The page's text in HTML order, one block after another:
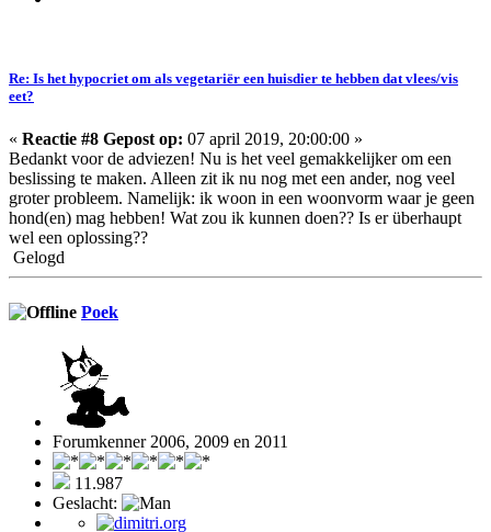
Re: Is het hypocriet om als vegetariër een huisdier te hebben dat vlees/vis
eet?
« Reactie #8 Gepost op: 07 april 2019, 20:00:00 »
Bedankt voor de adviezen! Nu is het veel gemakkelijker om een
beslissing te maken. Alleen zit ik nu nog met een ander, nog veel
groter probleem. Namelijk: ik woon in een woonvorm waar je geen
hond(en) mag hebben! Wat zou ik kunnen doen?? Is er überhaupt
wel een oplossing??
Gelogd
Poek
Forumkenner 2006, 2009 en 2011
11.987
Geslacht: